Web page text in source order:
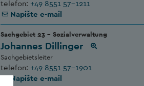
telefon: +49 8551 57-1211
Napište e-mail
Sachgebiet 23 - Sozialverwaltung
Johannes Dillinger
Sachgebietsleiter
telefon: +49 8551 57-1901
Napište e-mail